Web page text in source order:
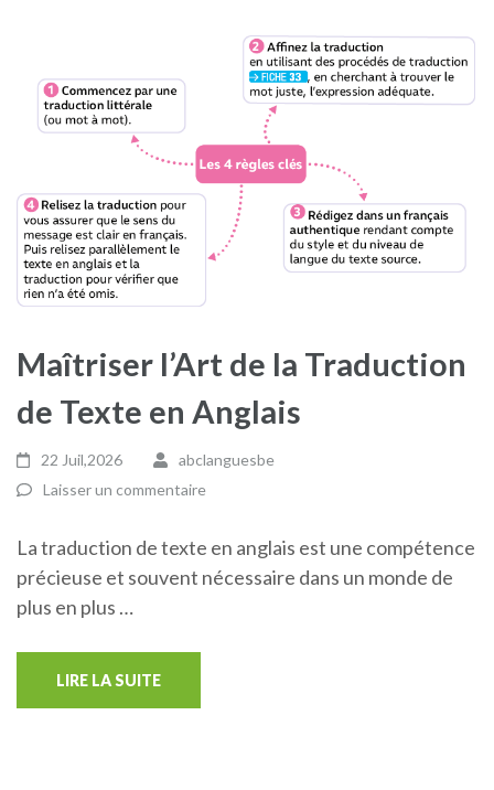
Maîtriser l’Art de la Traduction
de Texte en Anglais
22 Juil,2026
abclanguesbe
Laisser un commentaire
La traduction de texte en anglais est une compétence
précieuse et souvent nécessaire dans un monde de
plus en plus …
LIRE LA SUITE